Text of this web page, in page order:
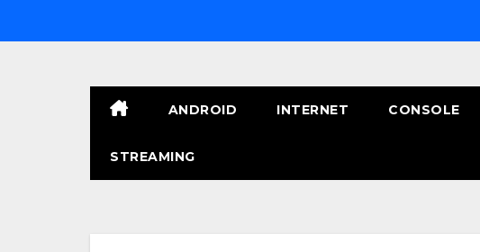
al
ANDROID INTERNET CONSOLE
STREAMING